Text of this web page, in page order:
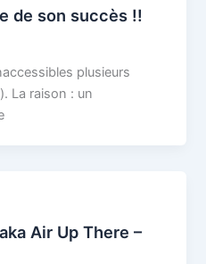
de son succès !!
plusieurs
La raison : un
Air Up There –